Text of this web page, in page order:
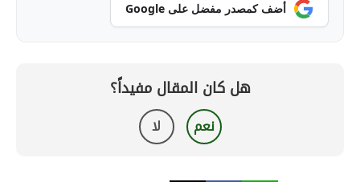
أضف كمصدر مفضل على Google
هل كان المقال مفيداً؟
نعم لا